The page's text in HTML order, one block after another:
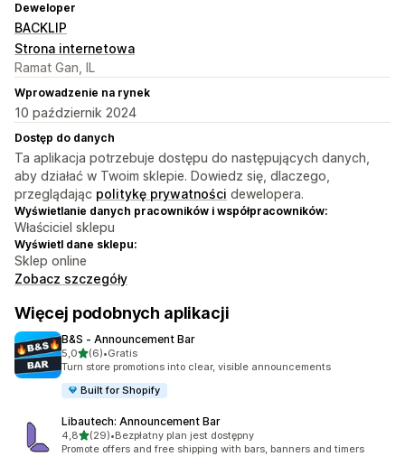
Deweloper
BACKLIP
Strona internetowa
Ramat Gan, IL
Wprowadzenie na rynek
10 październik 2024
Dostęp do danych
Ta aplikacja potrzebuje dostępu do następujących danych,
aby działać w Twoim sklepie. Dowiedz się, dlaczego,
przeglądając politykę prywatności dewelopera.
Wyświetlanie danych pracowników i współpracowników:
Właściciel sklepu
Wyświetl dane sklepu:
Sklep online
Zobacz szczegóły
Więcej podobnych aplikacji
B&S ‑ Announcement Bar
5,0na 5 gwiazdek
(6)
Łączna liczba recenzji: 6
•Gratis
Turn store promotions into clear, visible announcements
Built for Shopify
Libautech: Announcement Bar
4,8na 5 gwiazdek
(29)
Łączna liczba recenzji: 29
•Bezpłatny plan jest dostępny
Promote offers and free shipping with bars, banners and timers